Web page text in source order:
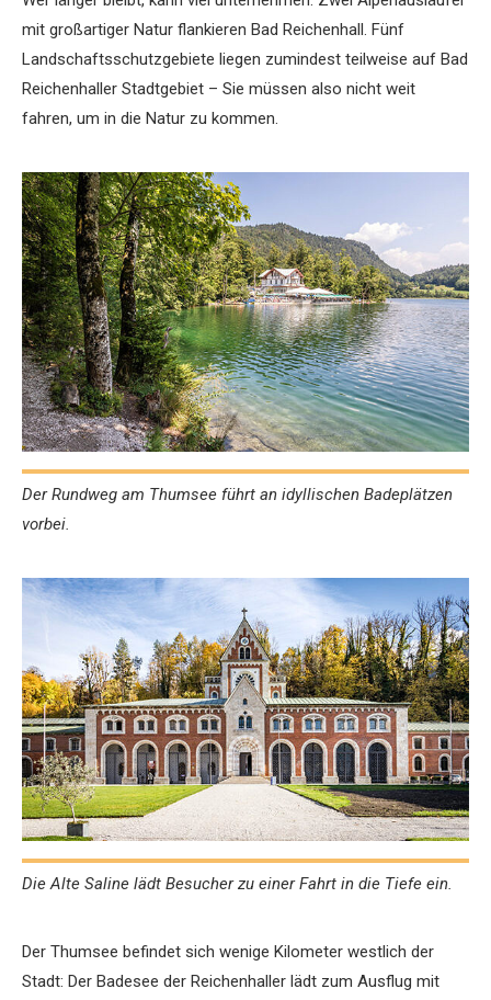
mit großartiger Natur flankieren Bad Reichenhall. Fünf
Landschaftsschutzgebiete ­liegen zumindest teilweise auf Bad
­Reichenhaller Stadtgebiet – Sie müssen also nicht weit
fahren, um in die Natur zu kommen.
Der Rundweg am Thumsee führt an idyllischen Badeplätzen
vorbei.
Die Alte Saline lädt Besucher zu einer Fahrt in die Tiefe ein.
Der Thumsee befindet sich wenige Kilo­meter westlich der
Stadt: Der Badesee der Reichenhaller lädt zum Ausflug mit